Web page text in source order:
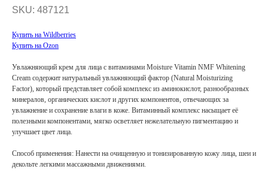
SKU: 487121
Купить на Wildberries
Купить на Ozon
Увлажняющий крем для лица с витаминами Moisture Vitamin NMF Whitening
Cream cодержит натуральный увлажняющий фактор (Natural Moisturizing
Factor), который представляет собой комплекс из аминокислот, разнообразных
минералов, органических кислот и других компонентов, отвечающих за
увлажнение и сохранение влаги в коже. Витаминный комплекс насыщает её
полезными компонентами, мягко осветляет нежелательную пигментацию и
улучшает цвет лица.
Способ применения: Нанести на очищенную и тонизированную кожу лица, шеи и
декольте легкими массажными движениями.